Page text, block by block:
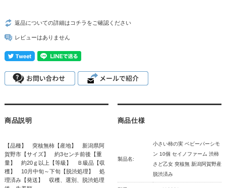
返品についての詳細はコチラをご確認ください
レビューはありません
商品説明
【品種】 突核無柿【産地】 新潟県阿
賀野市【サイズ】 約3センチ前後【重
量】 約20ｇ以上【等級】 Ｂ級品【収
穫】 10月中旬～下旬【脱渋処理】 処
理済み【発送】 収穫、選別、脱渋処理
商品仕様
製品名:
小さい柿の実 ベビーパーシモ
ン 10個 セイノファーム 渋柿
さど乙女 突核無 新潟阿賀野産
脱渋済み